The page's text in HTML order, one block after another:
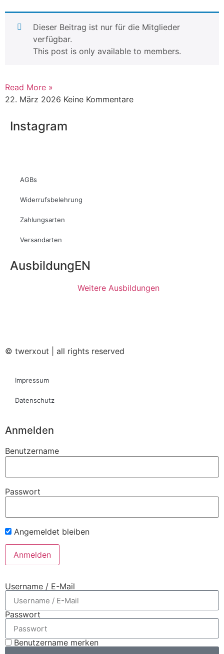
Dieser Beitrag ist nur für die Mitglieder
verfügbar.
This post is only available to members.
Read More »
22. März 2026 Keine Kommentare
Instagram
AGBs
Widerrufsbelehrung
Zahlungsarten
Versandarten
AusbildungEN
Weitere Ausbildungen
© twerxout | all rights reserved
Impressum
Datenschutz
Anmelden
Benutzername
Passwort
Angemeldet bleiben
Username / E-Mail
Passwort
Benutzername merken